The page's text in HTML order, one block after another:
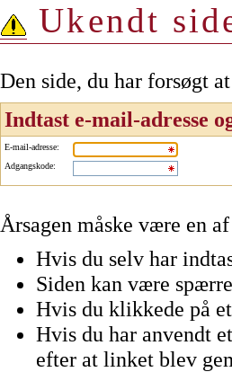
Ukendt
Den side, du har forsøgt
Indtast e-mail-adresse
E-mail-adresse:
Adgangskode:
Årsagen måske være en
Hvis du selv har
Siden kan være
Hvis du klikkede på
Hvis du har anvendt
efter at linket blev